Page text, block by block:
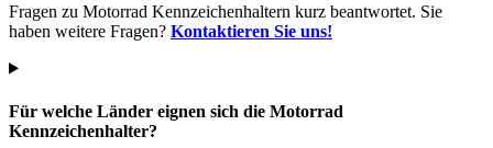
Fragen zu Motorrad Kennzeichenhaltern kurz beantwortet. Sie
haben weitere Fragen? Kontaktieren Sie uns!
Für welche Länder eignen sich die Motorrad
Kennzeichenhalter?